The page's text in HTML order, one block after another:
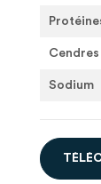
Cendres
Sodium
T É LÉ